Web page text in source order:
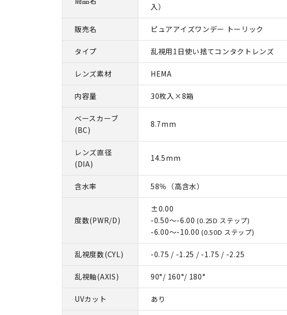
入）
販売名 ピュアアイズワンデー トーリック
タイプ 乱視用1日使い捨てコンタクトレンズ
レンズ素材 HEMA
内容量 30枚入×8箱
ベースカーブ
(BC)
8.7mm
レンズ直径
(DIA)
14.5mm
含水率 58％（高含水）
度数(PWR/D)
±0.00
-0.50～-6.00(0.25D ステップ)
-6.00～-10.00(0.50D ステップ)
乱視度数(CYL) -0.75 / -1.25 / -1.75 / -2.25
乱視軸(AXIS) 90°/ 160°/ 180°
UVカット あり